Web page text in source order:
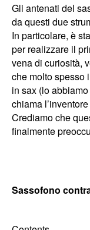
Gli antenati del
da questi due
In particolare, è
per realizzare il
vena di curiosità,
che molto spesso
in sax (lo
chiama
Crediamo che
finalmente
Sassofono